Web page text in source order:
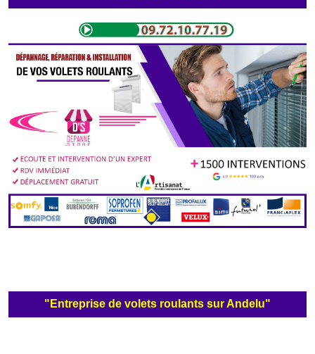
"Entreprise de volets roulants sur Andelu"